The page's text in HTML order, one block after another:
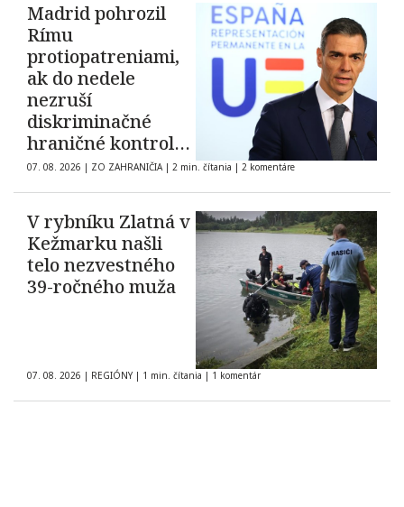
Madrid pohrozil
Rímu
protiopatreniami,
ak do nedele
nezruší
diskriminačné
hraničné kontroly
španielskych
občanov
07. 08. 2026 | ZO ZAHRANIČIA | 2 min. čítania | 2 komentáre
V rybníku Zlatná v
Kežmarku našli
telo nezvestného
39-ročného muža
07. 08. 2026 | REGIÓNY | 1 min. čítania | 1 komentár